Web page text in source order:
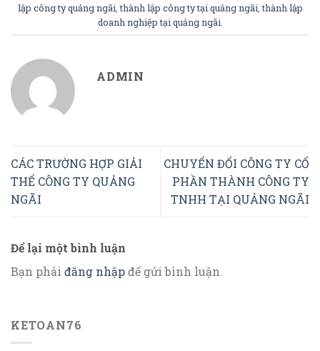
lập công ty quảng ngãi ,thành lập công ty tại quảng ngãi ,thành lập
doanh nghiệp tại quảng ngãi
ADMIN
CÁC TRƯỜNG HỢP GIẢI
THỂ CÔNG TY QUẢNG
NGÃI
CHUYỂN ĐỔI CÔNG TY CỔ
PHẦN THÀNH CÔNG TY
TNHH TẠI QUẢNG NGÃI
Để lại một bình luận
Bạn phải đăng nhậpđể gửi bình luận.
KETOAN76